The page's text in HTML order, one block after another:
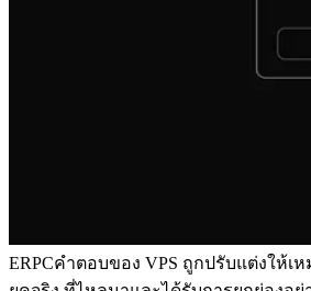
ERPCคําตอบของ VPS ถูกปรับแต่งให้เ